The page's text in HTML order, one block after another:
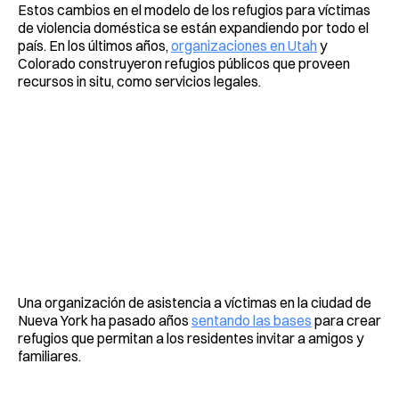
Estos cambios en el modelo de los refugios para víctimas
de violencia doméstica se están expandiendo por todo el
país. En los últimos años,organizaciones en Utahy
Colorado construyeron refugios públicos que proveen
recursos in situ, como servicios legales.
Una organización de asistencia a víctimas en la ciudad de
Nueva York ha pasado años sentando las bases para crear
refugios que permitan a los residentes invitar a amigos y
familiares.